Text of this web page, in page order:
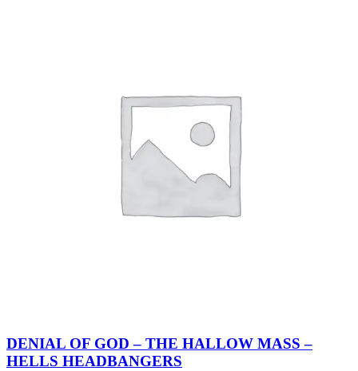
DENIAL OF GOD – THE HALLOW MASS –
HELLS HEADBANGERS